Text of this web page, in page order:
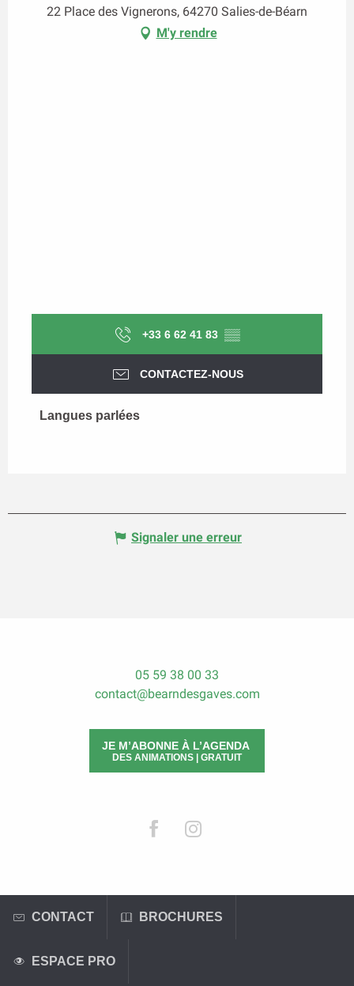
22 Place des Vignerons, 64270 Salies-de-Béarn
M'y rendre
+33 6 62 41 83 ▒▒
CONTACTEZ-NOUS
Langues parlées
Langues parlées
Signaler une erreur
05 59 38 00 33
contact@bearndesgaves.com
JE M’ABONNE À L’AGENDA
DES ANIMATIONS | GRATUIT
CONTACT BROCHURES
ESPACE PRO